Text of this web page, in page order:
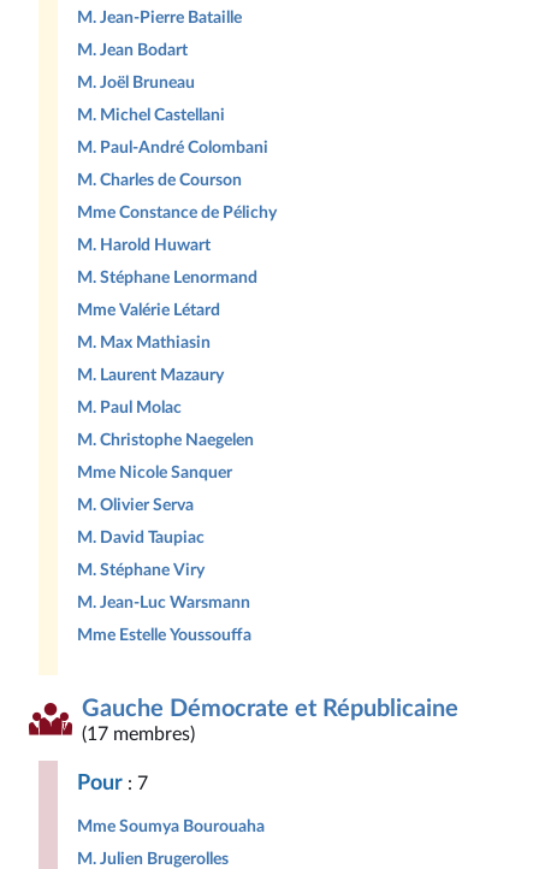
M. Jean-Pierre Bataille
M. Jean Bodart
M. Joël Bruneau
M. Michel Castellani
M. Paul-André Colombani
M. Charles de Courson
Mme Constance de Pélichy
M. Harold Huwart
M. Stéphane Lenormand
Mme Valérie Létard
M. Max Mathiasin
M. Laurent Mazaury
M. Paul Molac
M. Christophe Naegelen
Mme Nicole Sanquer
M. Olivier Serva
M. David Taupiac
M. Stéphane Viry
M. Jean-Luc Warsmann
Mme Estelle Youssouffa
Gauche Démocrate et Républicaine
(17 membres)
Pour : 7
Mme Soumya Bourouaha
M. Julien Brugerolles